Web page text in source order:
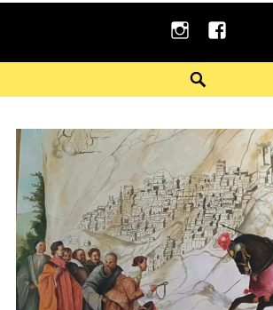
instagramfacebook